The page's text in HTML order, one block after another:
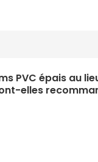
PVC épais au
elles